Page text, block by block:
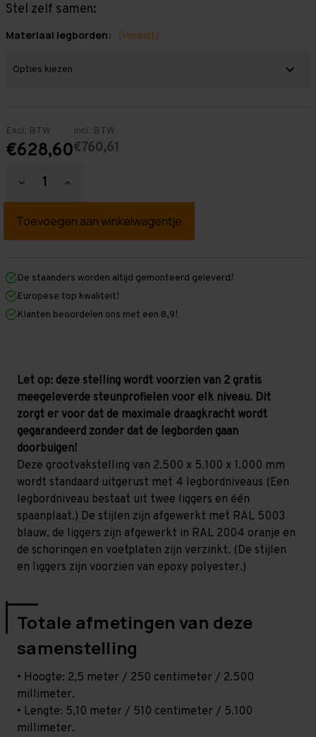
Stel zelf samen:
Materiaal legborden: (Vereist)
Excl. BTW
€628,60
Incl. BTW
€760,61
Hoeveelheid
verlagen
Grootvakstelling
mm
mm
x
1.000
mm
Hoeveelheid
verhogen
Grootvakstelling
mm
mm
1.000
mm
De staanders worden altijd gemonteerd geleverd!
Europese top kwaliteit!
Klanten beoordelen ons met een 8,9!
Let op: deze stelling wordt voorzien van 2 gratis
meegeleverde steunprofielen voor elk niveau. Dit
zorgt er voor dat de maximale draagkracht wordt
gegarandeerd zonder dat de legborden gaan
doorbuigen!
Deze grootvakstelling van 2.500 x 5.100 x 1.000 mm
wordt standaard uitgerust met 4 legbordniveaus (Een
legbordniveau bestaat uit twee liggers en één
spaanplaat.) De stijlen zijn afgewerkt met RAL 5003
blauw, de liggers zijn afgewerkt in RAL 2004 oranje en
de schoringen en voetplaten zijn verzinkt. (De stijlen
en liggers zijn voorzien van epoxy polyester.)
Totale afmetingen van deze
samenstelling
• Hoogte: 2,5 meter / 250 centimeter / 2.500
millimeter.
• Lengte: 5,10 meter / 510 centimeter / 5.100
millimeter.